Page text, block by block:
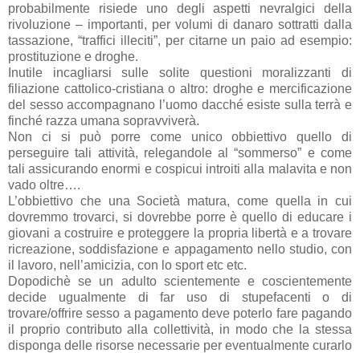
probabilmente risiede uno degli aspetti nevralgici della
rivoluzione – importanti, per volumi di danaro sottratti dalla
tassazione, “traffici illeciti”, per citarne un paio ad esempio:
prostituzione e droghe.
Inutile incagliarsi sulle solite questioni moralizzanti di
filiazione cattolico-cristiana o altro: droghe e mercificazione
del sesso accompagnano l’uomo dacché esiste sulla terrà e
finché razza umana sopravviverà.
Non ci si può porre come unico obbiettivo quello di
perseguire tali attività, relegandole al “sommerso” e come
tali assicurando enormi e cospicui introiti alla malavita e non
vado oltre….
L’obbiettivo che una Società matura, come quella in cui
dovremmo trovarci, si dovrebbe porre è quello di educare i
giovani a costruire e proteggere la propria libertà e a trovare
ricreazione, soddisfazione e appagamento nello studio, con
il lavoro, nell’amicizia, con lo sport etc etc.
Dopodichè se un adulto scientemente e coscientemente
decide ugualmente di far uso di stupefacenti o di
trovare/offrire sesso a pagamento deve poterlo fare pagando
il proprio contributo alla collettività, in modo che la stessa
disponga delle risorse necessarie per eventualmente curarlo